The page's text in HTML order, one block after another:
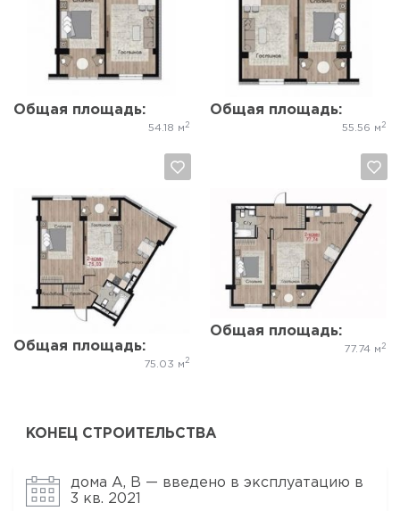
Общая площадь:
54.18 м 2
Отмена
Общая площадь:
55.56 м 2
Да, удалить Отмена
Общая площадь:
75.03 м 2
Да, удалить Отмена
Общая площадь:
77.74 м 2
Да, удалить Отмена
КОНЕЦ СТРОИТЕЛЬСТВА
дома A, B — введено в эксплуатацию в
3 кв. 2021